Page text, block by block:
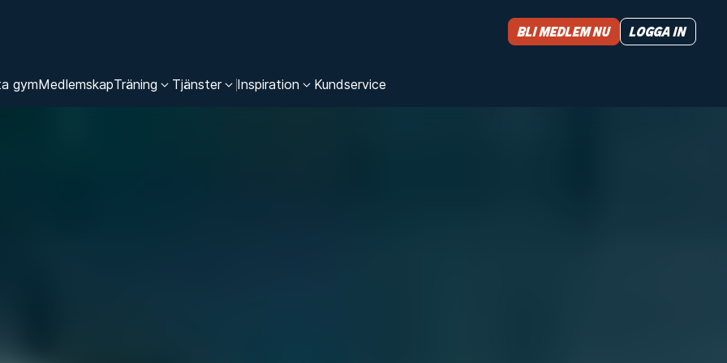
gymMedlemskapTräning Tjänster Inspiration Kundservice
Bli medlem nu Logga in